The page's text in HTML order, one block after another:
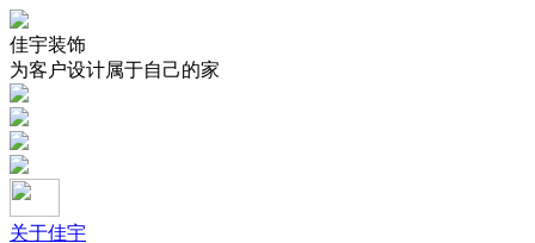
佳宇装饰
为客户设计属于自己的家
关于佳宇